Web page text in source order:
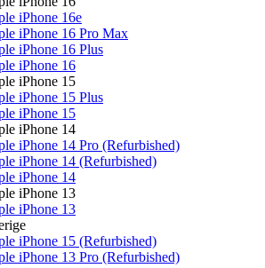
iPhone 16e
iPhone 16 Pro Max
iPhone 16 Plus
iPhone 16
iPhone 15
iPhone 15 Plus
iPhone 15
iPhone 14
iPhone 14 Pro (Refurbished)
iPhone 14 (Refurbished)
iPhone 14
iPhone 13
iPhone 13
iPhone 15 (Refurbished)
iPhone 13 Pro (Refurbished)